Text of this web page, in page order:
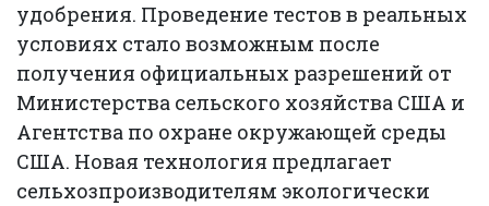
удобрения. Проведение тестов в реальных
условиях стало возможным после
получения официальных разрешений от
Министерства сельского хозяйства США и
Агентства по охране окружающей среды
США. Новая технология предлагает
сельхозпроизводителям экологически